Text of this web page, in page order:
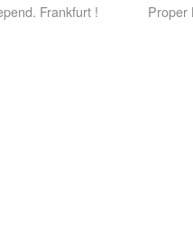
Frankfurt ! Proper